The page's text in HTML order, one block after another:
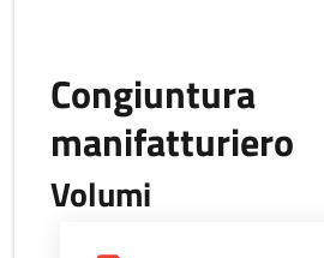
Congiuntura
manifatturiero
Volumi